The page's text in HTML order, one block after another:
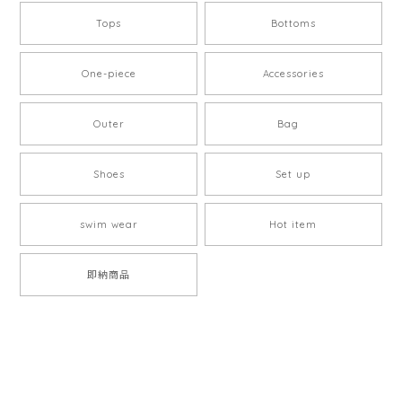
Tops Bottoms
One-piece Accessories
Outer Bag
Shoes Set up
swim wear Hot item
即納商品